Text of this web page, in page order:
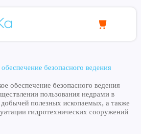
безопасного ведения
обеспечение безопасного ведения
пользования недрами в
полезных ископаемых, а также
гидротехнических сооружений